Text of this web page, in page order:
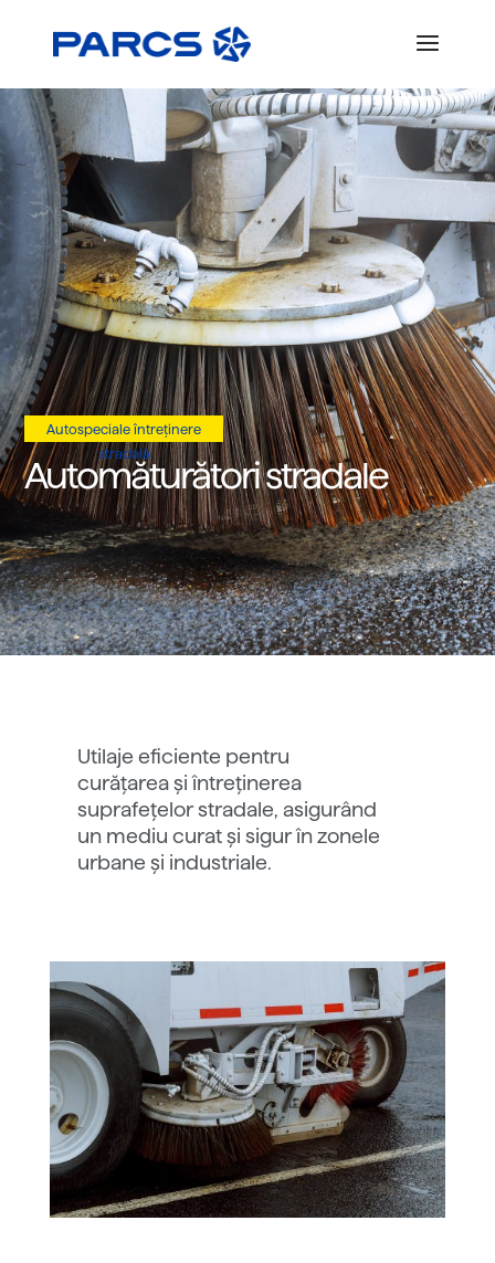
Autospeciale întreținere
stradală
Automăturători stradale
Utilaje eficiente pentru
curățarea și întreținerea
suprafețelor stradale, asigurând
un mediu curat și sigur în zonele
urbane și industriale.